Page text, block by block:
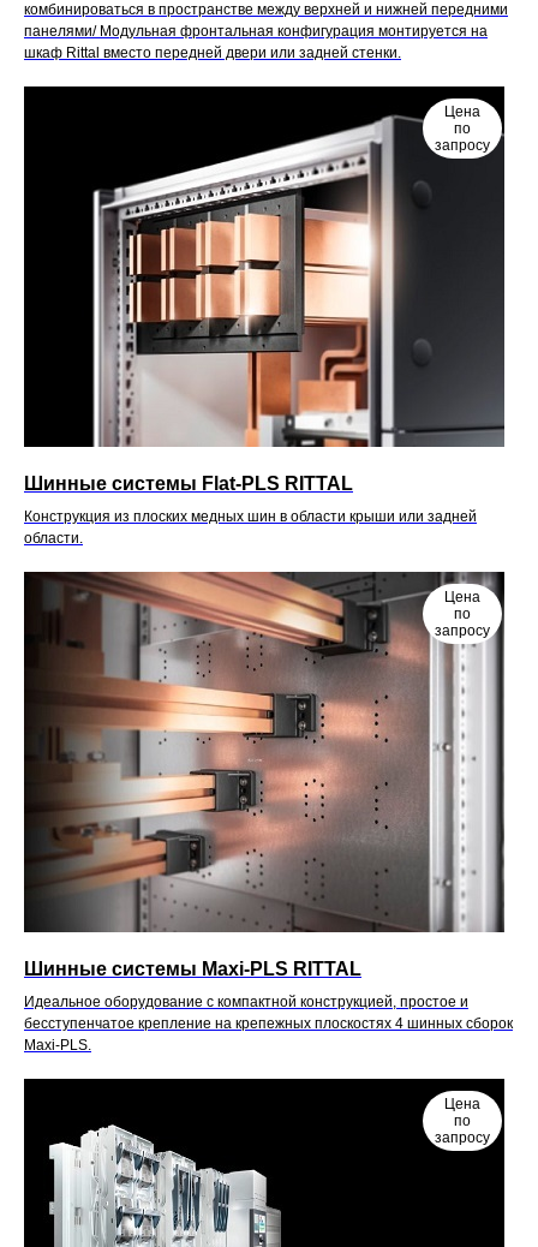
комбинироваться в пространстве между верхней и нижней передними
панелями/ Модульная фронтальная конфигурация монтируется на
шкаф Rittal вместо передней двери или задней стенки.
Цена
по
запросу
Шинные системы Flat-PLS RITTAL
Конструкция из плоских медных шин в области крыши или задней
области.
Цена
по
запросу
Шинные системы Maxi-PLS RITTAL
Идеальное оборудование с компактной конструкцией, простое и
бесступенчатое крепление на крепежных плоскостях 4 шинных сборок
Maxi-PLS.
Цена
по
запросу